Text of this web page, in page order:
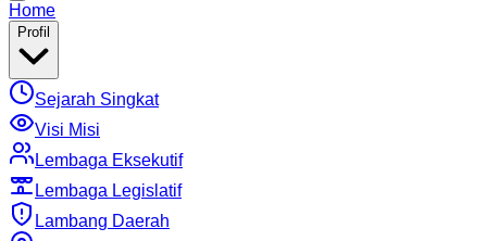
Home
Profil
Sejarah Singkat
Visi Misi
Lembaga Eksekutif
Lembaga Legislatif
Lambang Daerah